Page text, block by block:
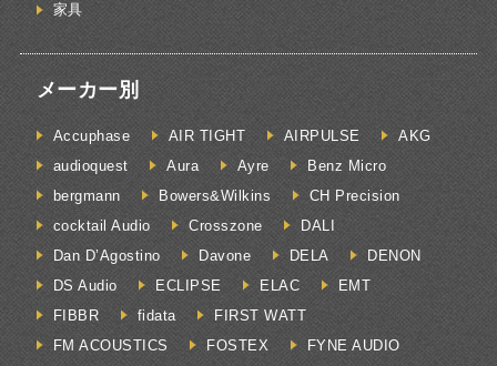
家具
メーカー別
Accuphase AIR TIGHT AIRPULSE
AKG
audioquest
Aura Ayre
Benz Micro
bergmann
Bowers&Wilkins
CH Precision
cocktail Audio
Crosszone
DALI
Dan D’Agostino
Davone DELA
DENON
DS Audio
ECLIPSE ELAC
EMT
FIBBR
fidata
FIRST WATT
FM ACOUSTICS
FOSTEX
FYNE AUDIO